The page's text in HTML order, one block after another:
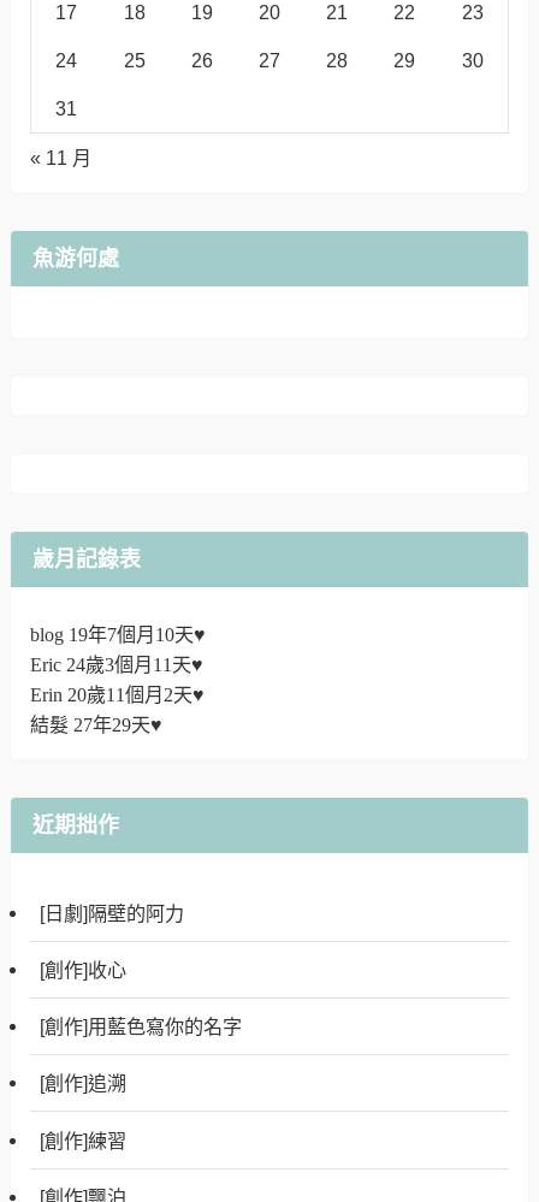
17 18 19 20 21 22 23
24 25 26 27 28 29 30
31
« 11 月
魚游何處
歲月記錄表
blog 19年7個月10天♥
Eric 24歲3個月11天♥
Erin 20歲11個月2天♥
結髮 27年29天♥
近期拙作
[日劇]隔壁的阿力
[創作]收心
[創作]用藍色寫你的名字
[創作]追溯
[創作]練習
[創作]飄泊